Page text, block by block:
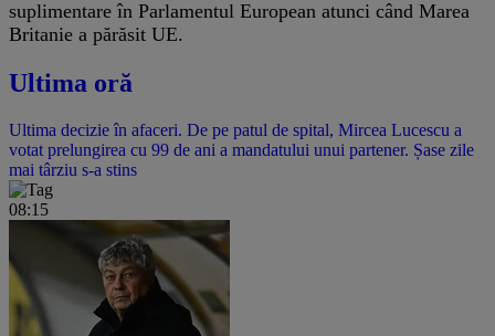
suplimentare în Parlamentul European atunci când Marea
Britanie a părăsit UE.
Ultima oră
Ultima decizie în afaceri. De pe patul de spital, Mircea Lucescu a
votat prelungirea cu 99 de ani a mandatului unui partener. Șase zile
mai târziu s-a stins
08:15